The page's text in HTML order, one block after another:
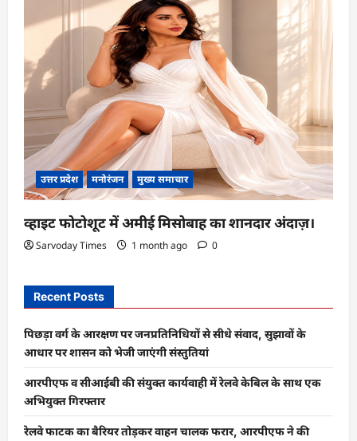
उत्तर प्रदेश मनोरंजन मुख्य समाचार
व्हाइट फोटोशूट में अमीई मिसोबाह का शानदार अंदाज़।
Sarvoday Times 1 month ago 0
Recent Posts
पिछड़ा वर्ग के आरक्षण पर जनप्रतिनिधियों से सीधे संवाद, सुझावों के
आधार पर शासन को भेजी जाएंगी संस्तुतियां
आरपीएफ व सीआईबी की संयुक्त कार्यवाही में रेलवे केबिल के साथ एक
अभियुक्त गिरफ्तार
रेलवे फाटक का बैरियर तोड़कर वाहन चालक फरार, आरपीएफ ने की